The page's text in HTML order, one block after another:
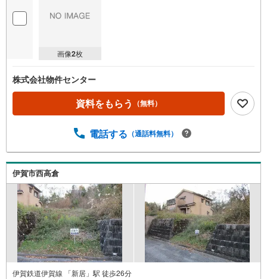
画像2枚
株式会社物件センター
資料をもらう （無料）
電話する （通話料無料）
伊賀市西高倉
伊賀鉄道伊賀線 「新居」駅 徒歩26分